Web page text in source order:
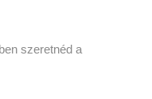
szeretnéd a